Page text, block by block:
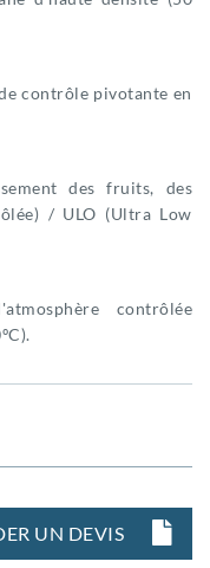
contrôle pivotante en
des fruits, des
/ ULO (Ultra Low
contrôlée
UN DEVIS